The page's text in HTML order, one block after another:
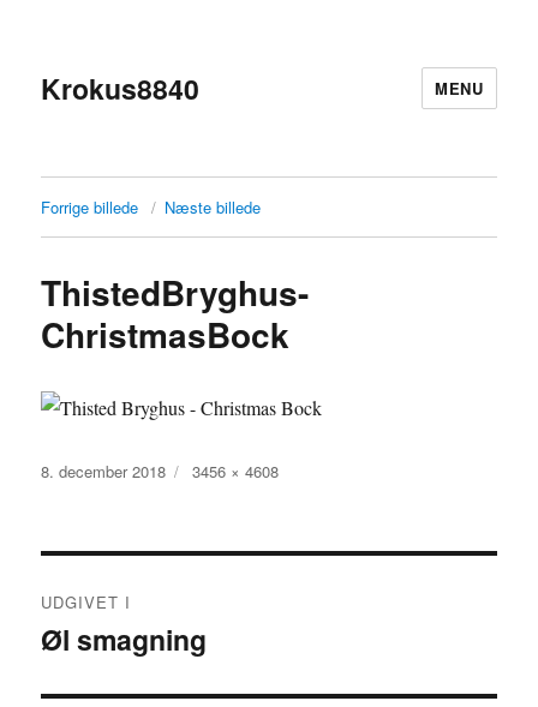
Krokus8840 MENU
Forrige billede Næste billede
ThistedBryghus-
ChristmasBock
Udgivet
8. december 2018
Faktisk
3456 × 4608
UDGIVET I
Øl smagning